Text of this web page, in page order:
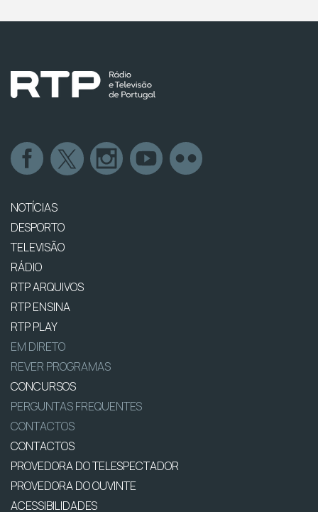
NOTÍCIAS
DESPORTO
TELEVISÃO
RÁDIO
RTP ARQUIVOS
RTP ENSINA
RTP PLAY
EM DIRETO
REVER PROGRAMAS
CONCURSOS
PERGUNTAS FREQUENTES
CONTACTOS
CONTACTOS
PROVEDORA DO TELESPECTADOR
PROVEDORA DO OUVINTE
ACESSIBILIDADES